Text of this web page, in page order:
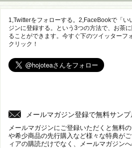
1,Twitterをフォローする。2,FaceBookで「
ジンに登録する。という3つの方法で、お茶
ることができます。今すぐ下のツイッターフ
クリック！
メールマガジン登録で無料サンプ
メールマガジンにご登録いただくと無料
や希少商品の先行購入など様々な特典が
ィアの購読だけでなく、メールマガジン